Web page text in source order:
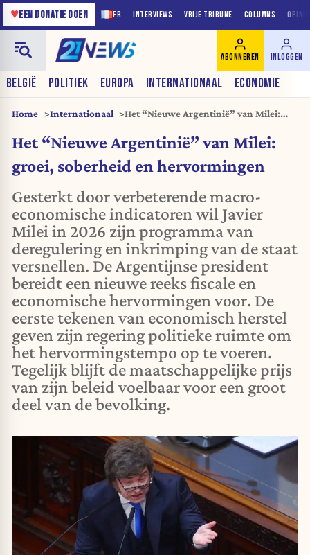
FR INTERVIEWS VRIJE TRIBUNE COLUMNS
♥EEN DONATIE DOEN
BELGIË POLITIEK EUROPA INTERNATIONAAL ECONOMIE
ABONNEREN INLOGGEN
Home Internationaal
Het “Nieuwe Argentinië” van Milei:
Het “Nieuwe Argentinië” van Milei:
groei, soberheid en hervormingen
Gesterkt door verbeterende macro-
economische indicatoren wil Javier
Milei in 2026 zijn programma van
deregulering en inkrimping van de staat
versnellen. De Argentijnse president
bereidt een nieuwe reeks fiscale en
economische hervormingen voor. De
eerste tekenen van economisch herstel
geven zijn regering politieke ruimte om
het hervormingstempo op te voeren.
Tegelijk blijft de maatschappelijke prijs
van zijn beleid voelbaar voor een groot
deel van de bevolking.